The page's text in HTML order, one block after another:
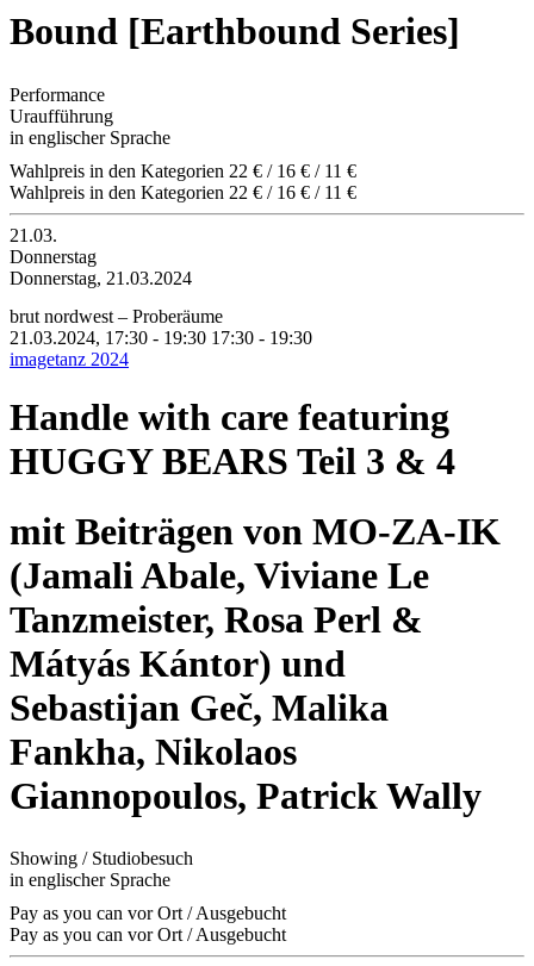
Bound [Earthbound Series]
Performance
Uraufführung
in englischer Sprache
Wahlpreis in den Kategorien 22 € / 16 € / 11 €
Wahlpreis in den Kategorien 22 € / 16 € / 11 €
21.03.
Donnerstag
Donnerstag, 21.03.2024
brut nordwest – Proberäume
21.03.2024, 17:30 - 19:30 17:30 - 19:30
imagetanz 2024
Handle with care featuring
HUGGY BEARS Teil 3 & 4
mit Beiträgen von MO-ZA-IK
(Jamali Abale, Viviane Le
Tanzmeister, Rosa Perl &
Mátyás Kántor) und
Sebastijan Geč, Malika
Fankha, Nikolaos
Giannopoulos, Patrick Wally
Showing / Studiobesuch
in englischer Sprache
Pay as you can vor Ort / Ausgebucht
Pay as you can vor Ort / Ausgebucht